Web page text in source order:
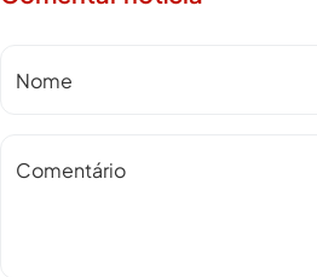
Nome
Comentário